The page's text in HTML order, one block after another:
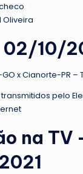
Oliveira
02/10/
x Cianorte-PR –
pelo
na TV